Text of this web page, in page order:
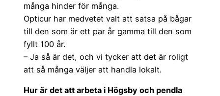
många hinder för många.
Opticur har medvetet valt att satsa på bågar
till den som är ett par år gamma till den som
fyllt 100 år.
– Ja så är det, och vi tycker att det är roligt
att så många väljer att handla lokalt.
Hur är det att arbeta i Högsby och pendla